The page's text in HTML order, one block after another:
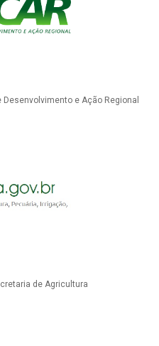
Desenvolvimento e Ação Regional
de Agricultura